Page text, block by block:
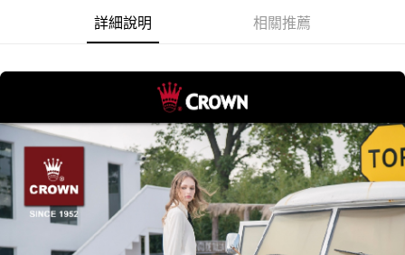
台新國際商業銀行
中國信託商業銀行
台灣樂天信用卡公司
2.付款方式選擇「大哥付你分期」，訂單成立後會自動跳轉到大哥付的交易
流程，驗證手機門號後，選擇欲分期的期數、繳款截止日，確認付款後即完
成交易。
3.實際核准額度、可分期數及費用金額請依後續交易確認頁面所載為準。
4.訂單成立30分鐘內，如未前往確認交易或遇審核未通過，訂單將自動取
消。如遇「轉專審核」未通過狀況，表示未達大哥付你分期系統評分，恕無
法說明評估內容。
【繳款方式說明】
相關說明
【關於「AFTEE先享後付」】
AFTEE先享後付是「在收到商品之後才付款」的支付方式。 讓您購物簡單
便利好安心！
１．簡單：不需註冊會員、不需綁卡、不需儲值。
２．便利：只要手機號碼，簡訊認證，即可結帳。
３．安心：先確認商品／服務後，再付款。
ATM付款
運送方式
宅配
詳細說明 相關推薦